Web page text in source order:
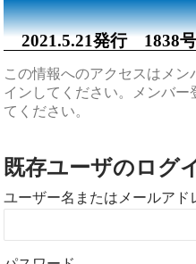
2021.5.21発行 1838号
この情報へのアクセスはメ
インしてください。メンバ
てください。
既存ユーザのログ
ユーザー名またはメールアド